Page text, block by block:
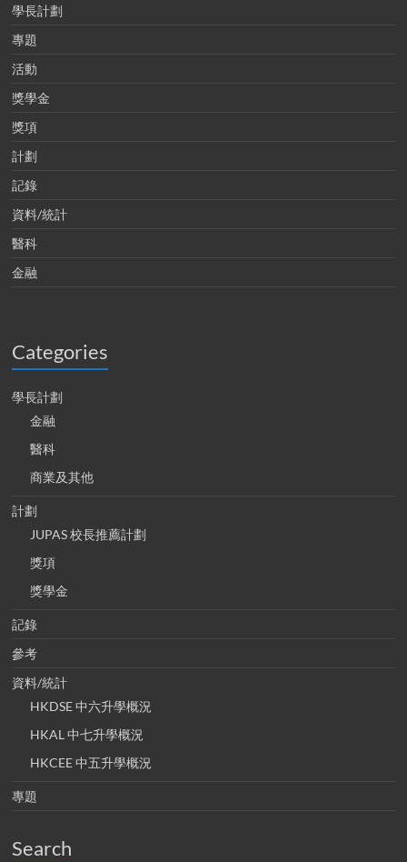
學長計劃
專題
活動
獎學金
獎項
計劃
記錄
資料/統計
醫科
金融
Categories
學長計劃
金融
醫科
商業及其他
計劃
JUPAS 校長推薦計劃
獎項
獎學金
記錄
參考
資料/統計
HKDSE 中六升學概況
HKAL 中七升學概況
HKCEE 中五升學概況
專題
Search